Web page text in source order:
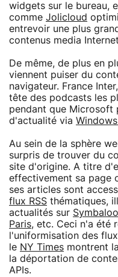
widgets sur le bureau,
comme Jolicloud
entrevoir une plus
contenus media
De même, de plus en
viennent puiser du
navigateur. France
tête des podcasts les
pendant que Microsoft
d'actualité via
Au sein de la sphère
surpris de trouver du
site d'origine. A titre
effectivement sa page
ses articles sont
flux RSS thématiques,
actualités sur Symbaloo
Paris, etc. Ceci n'a été
l'uniformisation des
le NY Times montrent
la déportation de
APIs.